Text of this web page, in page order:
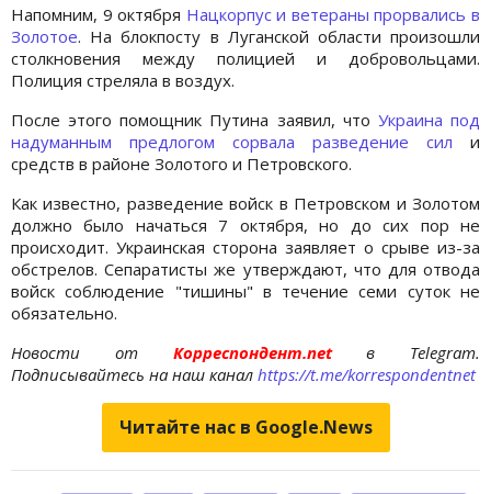
Напомним, 9 октября Нацкорпус и ветераны прорвались в
Золотое. На блокпосту в Луганской области произошли
столкновения между полицией и добровольцами.
Полиция стреляла в воздух.
После этого помощник Путина заявил, что Украина под
надуманным предлогом сорвала разведение сил и
средств в районе Золотого и Петровского.
Как известно, разведение войск в Петровском и Золотом
должно было начаться 7 октября, но до сих пор не
происходит. Украинская сторона заявляет о срыве из-за
обстрелов. Сепаратисты же утверждают, что для отвода
войск соблюдение "тишины" в течение семи суток не
обязательно.
Новости отКорреспондент.netв Telegram.
Подписывайтесь на наш канал https://t.me/korrespondentnet
Читайте нас в Google.News